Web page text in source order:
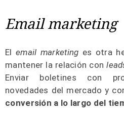
Email marketing
El email marketing es otra
mantener la relación con
Enviar boletines con
novedades del mercado y
conversión a lo largo del